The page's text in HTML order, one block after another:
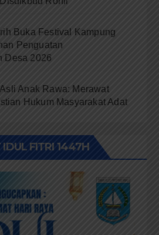
Buka Festival Kampung
Penguatan
Desa 2026
Anak Rawa: Merawat
Hukum Masyarakat Adat
FITRI 1447H